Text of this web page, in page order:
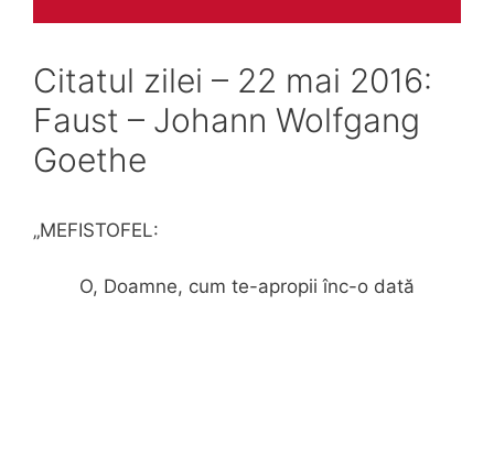
Citatul zilei – 22 mai 2016:
Faust – Johann Wolfgang
Goethe
„MEFISTOFEL:
O, Doamne, cum te-apropii înc-o dată